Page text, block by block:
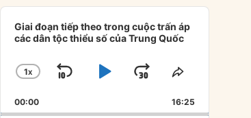
Audio
Player
Giai đoạn tiếp theo trong cuộc trấn áp
các dân tộc thiểu số của Trung Quốc
CHANGE
RATE
1X
SKIP
BACKWARD
PLAYJUMP
FORWARD
SHARE
EPISODE
00:00 16:25